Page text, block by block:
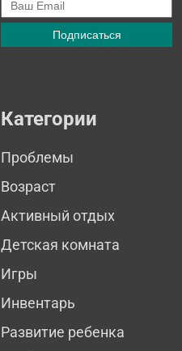
Категории
Проблемы
Возраст
Активный отдых
Детская комната
Игры
Инвентарь
Развитие ребенка